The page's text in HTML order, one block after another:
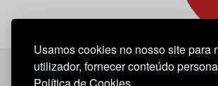
Usamos cookies no nosso site para
utilizador, fornecer conteúdo